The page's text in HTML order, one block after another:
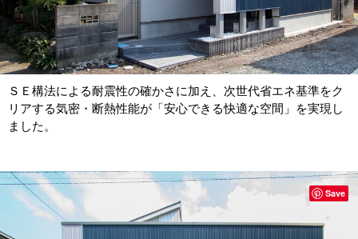
ＳＥ構法による耐震性の確かさに加え、次世代省エネ基準をク
リアする気密・断熱性能が「安心できる快適な空間」を実現し
ました。
Save